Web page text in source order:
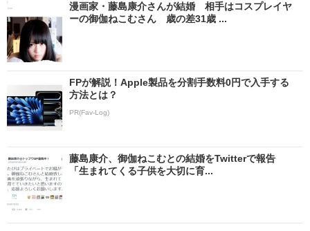
漫画家・藤島康介さんが結婚 相手はコスプレイヤ
ーの御伽ねこむさん 歳の差31歳 ...
FPが解説！Apple製品を分割手数料0円で入手する
方法とは？
PR(Fav-Log)
藤島康介、御伽ねこむとの結婚をTwitterで報告
「生まれてくる子供を大切に育...